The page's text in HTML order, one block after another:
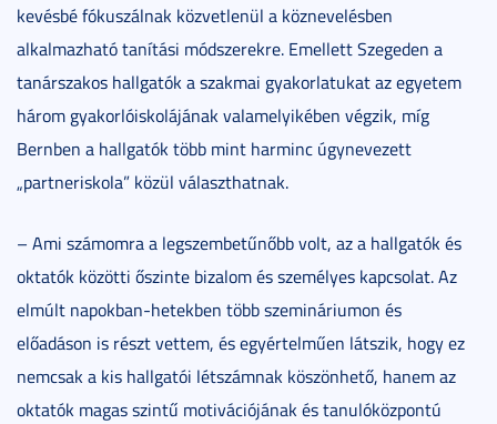
kevésbé fókuszálnak közvetlenül a köznevelésben
alkalmazható tanítási módszerekre. Emellett Szegeden a
tanárszakos hallgatók a szakmai gyakorlatukat az egyetem
három gyakorlóiskolájának valamelyikében végzik, míg
Bernben a hallgatók több mint harminc úgynevezett
„partneriskola” közül választhatnak.
– Ami számomra a legszembetűnőbb volt, az a hallgatók és
oktatók közötti őszinte bizalom és személyes kapcsolat. Az
elmúlt napokban-hetekben több szemináriumon és
előadáson is részt vettem, és egyértelműen látszik, hogy ez
nemcsak a kis hallgatói létszámnak köszönhető, hanem az
oktatók magas szintű motivációjának és tanulóközpontú